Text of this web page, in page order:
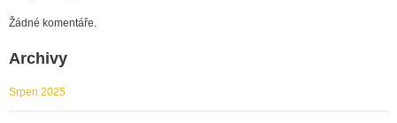
Žádné komentáře.
Archivy
Srpen 2025